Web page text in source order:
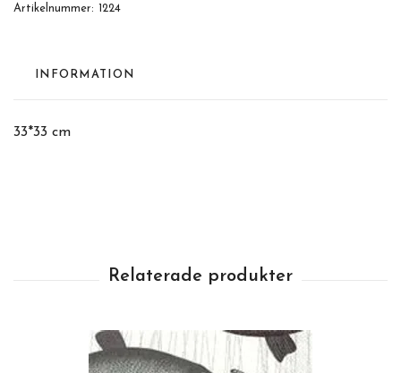
Artikelnummer: 1224
INFORMATION
33*33 cm